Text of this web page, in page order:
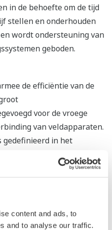
content and ads, to
and to analyse our traffic.
in de behoefte om de tijd
stellen en onderhouden
wordt ondersteuning van
geboden.
de efficiëntie van de
voor de vroege
van veldapparaten.
gedefinieerd in het
te vergelijken met
en efficiënt worden